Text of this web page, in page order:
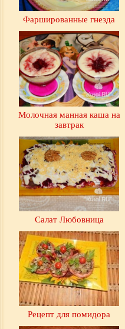
Фаршированные гнезда
Молочная манная каша на
завтрак
Салат Любовница
Рецепт для помидора